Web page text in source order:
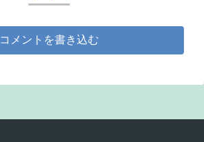
コメントを書き込む